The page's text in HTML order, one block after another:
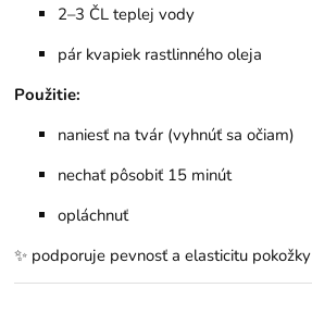
2–3 ČL teplej vody
pár kvapiek rastlinného oleja
Použitie:
naniesť na tvár (vyhnúť sa očiam)
nechať pôsobiť 15 minút
opláchnuť
✨ podporuje pevnosť a elasticitu pokožky